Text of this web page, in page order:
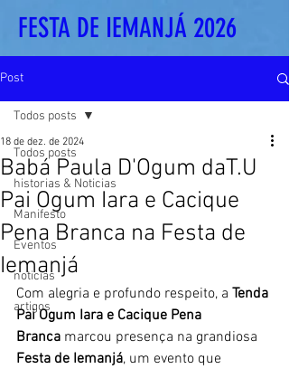
FESTA DE IEMANJÁ 2026
Post
Todos posts
historias & Noticias
Manifesto
Eventos
noticias
artigos
Todos posts
Babá Paula D'Ogum daT.U
Pai Ogum Iara e Cacique
Pena Branca na Festa de
Iemanjá
18 de dez. de 2024
Com alegria e profundo respeito, a Tenda
Pai Ogum Iara e Cacique Pena
Branca marcou presença na grandiosa
Festa de Iemanjá, um evento que